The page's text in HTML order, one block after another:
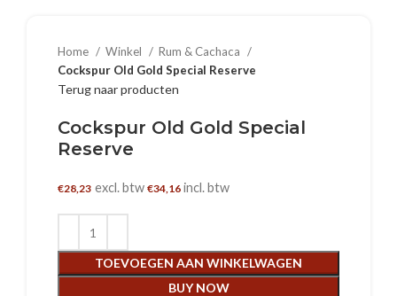
Home Winkel
Rum & Cachaca
Cockspur Old Gold Special Reserve
Terug naar producten
Cockspur Old Gold Special
Reserve
€28,23 excl. btw €34,16 incl. btw
TOEVOEGEN AAN WINKELWAGEN
BUY NOW